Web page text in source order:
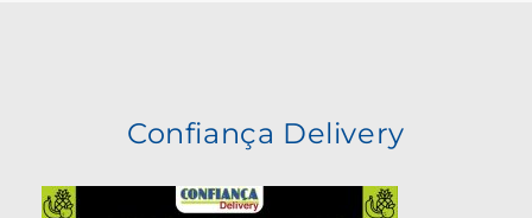
Confiança Delivery